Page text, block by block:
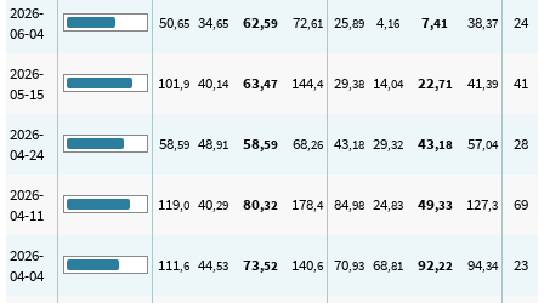
2026-
06-04
50,65 34,65 62,59 72,61 25,89 4,16 7,41 38,37 24
2026-
05-15
101,9 40,14 63,47 144,4 29,38 14,04 22,71 41,39 41
2026-
04-24
58,59 48,91 58,59 68,26 43,18 29,32 43,18 57,04 28
2026-
04-11
119,0 40,29 80,32 178,4 84,98 24,83 49,33 127,3 69
2026-
04-04
111,6 44,53 73,52 140,6 70,93 68,81 92,22 94,34 23